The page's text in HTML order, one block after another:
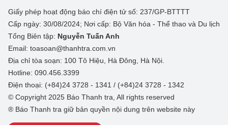
Giấy phép hoạt động báo chí điện tử số: 237/GP-BTTTT
Cấp ngày: 30/08/2024; Nơi cấp: Bộ Văn hóa - Thể thao và Du lịch
Tổng Biên tập: Nguyễn Tuấn Anh
Email: toasoan@thanhtra.com.vn
Địa chỉ tòa soạn: 100 Tô Hiệu, Hà Đông, Hà Nội.
Hotline: 090.456.3399
Điện thoại: (+84)24 3728 - 1341 / (+84)24 3728 - 1342
© Copyright 2025 Báo Thanh tra, All rights reserved
® Báo Thanh tra giữ bản quyền nội dung trên website này